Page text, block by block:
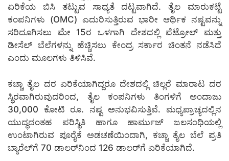
ಏರಿಕೆಯ ಬಿಸಿ ತಟ್ಟುವ ಸಾಧ್ಯತೆ ದಟ್ಟವಾಗಿದೆ. ತೈಲ ಮಾರುಕಟ್ಟೆ
ಕಂಪನಿಗಳು (OMC) ಎದುರಿಸುತ್ತಿರುವ ಭಾರೀ ಆರ್ಥಿಕ ನಷ್ಟವನ್ನು
ಸರಿದೂಗಿಸಲು ಮೇ 15ರ ಒಳಗಾಗಿ ದೇಶದಲ್ಲಿ ಪೆಟ್ರೋಲ್ ಮತ್ತು
ಡೀಸೆಲ್ ಬೆಲೆಗಳನ್ನು ಹೆಚ್ಚಿಸಲು ಕೇಂದ್ರ ಸರ್ಕಾರ ಚಿಂತನೆ ನಡೆಸಿದೆ
ಎಂದು ಮೂಲಗಳು ತಿಳಿಸಿವೆ.
ಕಚ್ಚಾ ತೈಲ ದರ ಏರಿಕೆಯಾಗಿದ್ದರೂ ದೇಶದಲ್ಲಿ ಚಿಲ್ಲರೆ ಮಾರಾಟ ದರ
ಸ್ಥಿರವಾಗಿರುವುದರಿಂದ, ತೈಲ ಕಂಪನಿಗಳು ತಿಂಗಳಿಗೆ ಅಂದಾಜು
30,000 ಕೋಟಿ ರೂ. ನಷ್ಟ ಅನುಭವಿಸುತ್ತಿವೆ. ಮಧ್ಯಪ್ರಾಚ್ಯದಲ್ಲಿನ
ಯುದ್ಧದಂತಹ ಪರಿಸ್ಥಿತಿ ಹಾಗೂ ಹಾರ್ಮುಜ್ ಜಲಸಂಧಿಯಲ್ಲಿ
ಉಂಟಾಗಿರುವ ಪೂರೈಕೆ ಅಡಚಣೆಯಿಂದಾಗಿ, ಕಚ್ಚಾ ತೈಲ ಬೆಲೆ ಪ್ರತಿ
ಬ್ಯಾರೆಲ್‌ಗೆ 70 ಡಾಲರ್‌ನಿಂದ 126 ಡಾಲರ್‌ಗೆ ಏರಿಕೆಯಾಗಿದೆ.